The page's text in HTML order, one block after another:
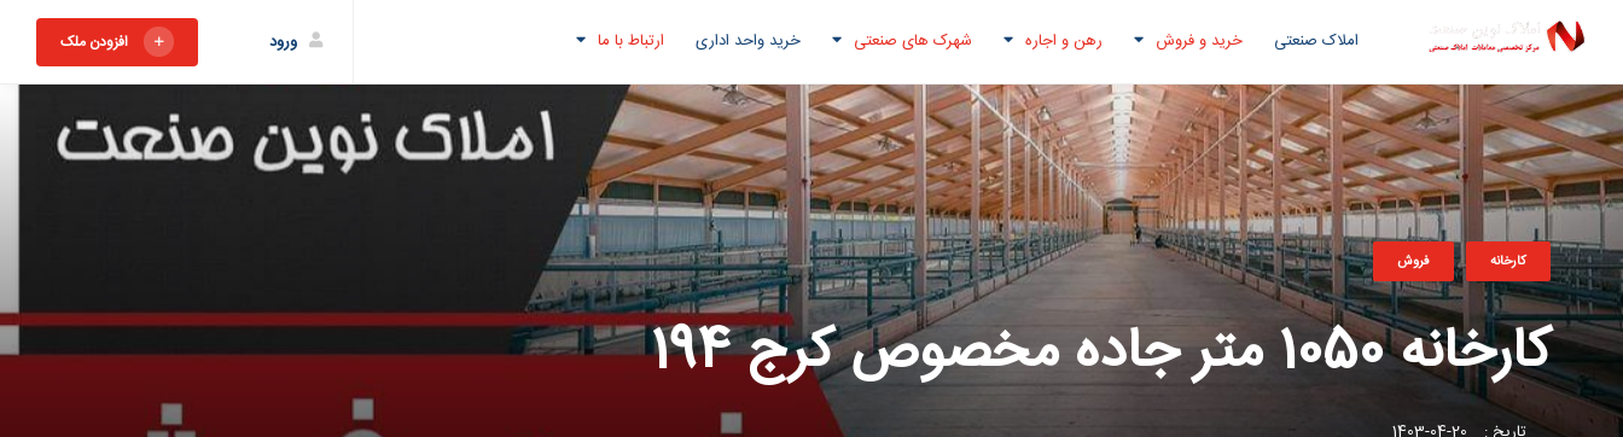
افزودن ملک ورود املاک صنعتی خرید و فروش رهن و اجاره شهرک های صنعتی خرید واحد اداری ارتباط با ما
کارخانه فروش
کارخانه 1050 متر جاده مخصوص کرج 194